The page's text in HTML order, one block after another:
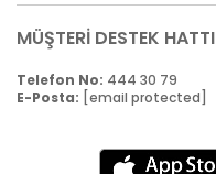
MÜŞTERİ DESTEK HATTI
Telefon No: 444 30 79
E-Posta: [email protected]